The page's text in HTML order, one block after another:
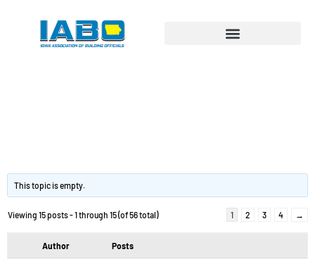
This topic is empty.
Viewing 15 posts - 1 through 15 (of 56 total) 1 2 3 4 →
Author Posts